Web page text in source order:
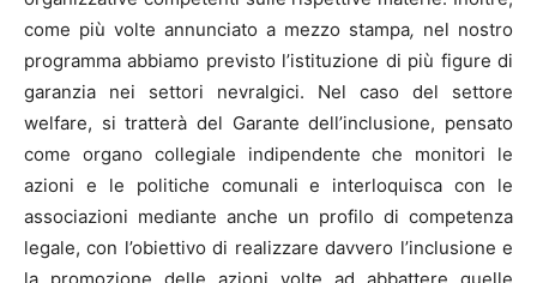
come più volte annunciato a mezzo stampa, nel nostro
programma abbiamo previsto l’istituzione di più figure di
garanzia nei settori nevralgici. Nel caso del settore
welfare, si tratterà del Garante dell’inclusione, pensato
come organo collegiale indipendente che monitori le
azioni e le politiche comunali e interloquisca con le
associazioni mediante anche un profilo di competenza
legale, con l’obiettivo di realizzare davvero l’inclusione e